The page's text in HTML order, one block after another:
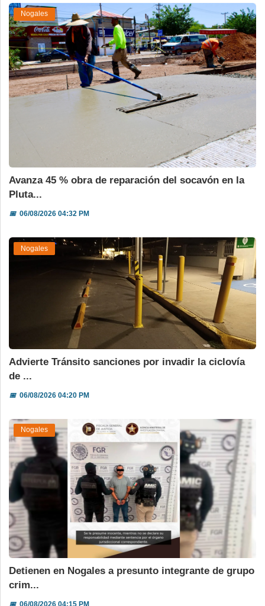
Nogales
Avanza 45 % obra de reparación del socavón en la
Pluta...
📅06/08/2026 04:32 PM
Nogales
Advierte Tránsito sanciones por invadir la ciclovía
de ...
📅06/08/2026 04:20 PM
Nogales
Detienen en Nogales a presunto integrante de grupo
crim...
📅06/08/2026 04:15 PM